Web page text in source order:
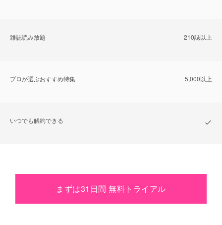
雑誌読み放題 210誌以上
プロが選ぶおすすめ特集 5,000以上
いつでも解約できる
まずは31日間 無料トライアル